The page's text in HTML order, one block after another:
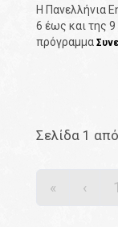
Η Πανελλήνια
6 έως και της 9
πρόγραμμα
Σελίδα 1
« ‹ 1